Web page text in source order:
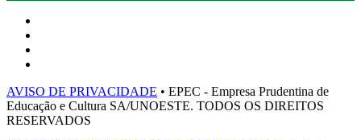
AVISO DE PRIVACIDADE • EPEC - Empresa Prudentina de
Educação e Cultura SA/UNOESTE. TODOS OS DIREITOS
RESERVADOS